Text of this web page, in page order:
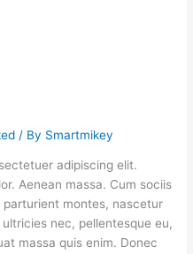
/ By Smartmikey
adipiscing elit.
Aenean massa. Cum sociis
montes, nascetur
nec, pellentesque eu,
massa quis enim. Donec